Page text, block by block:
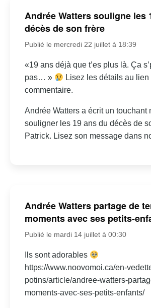
Andrée Watters souligne les
décès de son frère
Publié le mercredi 22 juillet à 18:39
«19 ans déjà que t’es plus là. Ça
pas… »
Lisez les détails au lien
commentaire.
Andrée Watters a écrit un touchant
souligner les 19 ans du décès de
Patrick. Lisez son message dans
Andrée Watters partage de
moments avec ses petits-
Publié le mardi 14 juillet à 00:30
Ils sont adorables
https://www.noovomoi.ca/en-
potins/article/andree-watters-
moments-avec-ses-petits-enfants/